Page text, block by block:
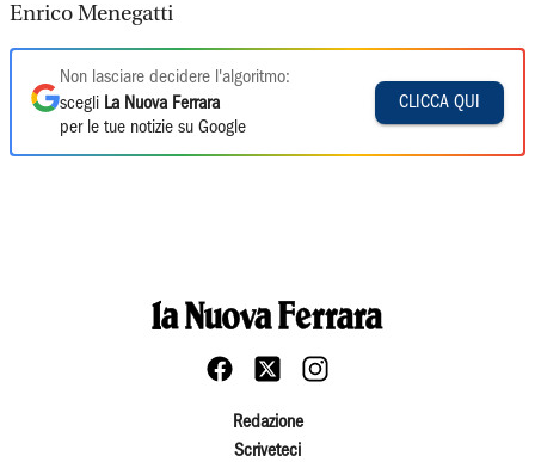
Enrico Menegatti
Non lasciare decidere l'algoritmo:
scegli La Nuova Ferrara
per le tue notizie su Google
CLICCA QUI
Redazione
Scriveteci